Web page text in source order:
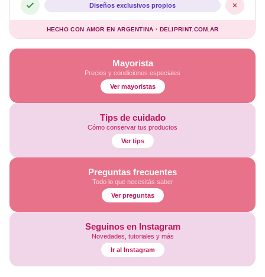
Mayorista
Precios y condiciones especiales
Ver mayoristas
Tips de cuidado
Cómo conservar tus productos
Ver tips
Preguntas frecuentes
Todo lo que necesitás saber
Ver preguntas
Seguinos en Instagram
Novedades, tutoriales y más
Ir al Instagram
Diseños exclusivos propios
HECHO CON AMOR EN ARGENTINA · DELIPRINT.COM.AR